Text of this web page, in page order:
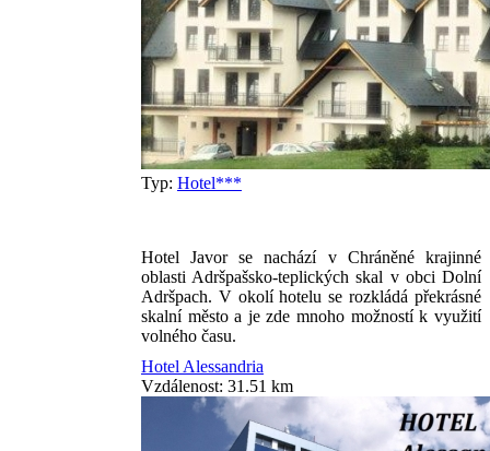
Typ: Hotel***
Hotel Javor se nachází v Chráněné krajinné
oblasti Adršpašsko-teplických skal v obci Dolní
Adršpach. V okolí hotelu se rozkládá překrásné
skalní město a je zde mnoho možností k využití
volného času.
Hotel Alessandria
Vzdálenost: 31.51 km